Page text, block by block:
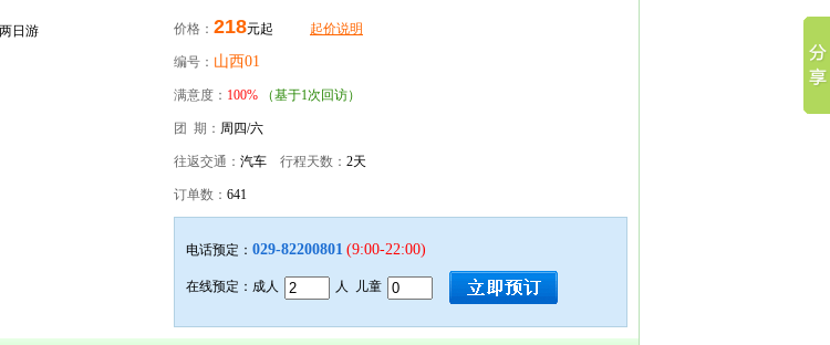
价格： 218元起 起价说明
编号： 山西01
满意度： 100% （基于1次回访）
团 期： 周四/六
往返交通： 汽车 行程天数： 2天
订单数： 641
电话预定： 029-82200801 (9:00-22:00)
在线预定：成人 人 儿童